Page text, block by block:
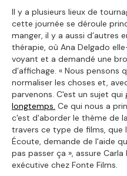
Il y a plusieurs lieux de
cette journée se déroule
manger, il y a aussi d’autres
thérapie, où Ana Delgado
voyant et a demandé une
d’affichage. « Nous pensons
normaliser les choses et,
parvenons. C'est un sujet qui
longtemps. Ce qui nous a
c'est d'aborder le thème de
travers ce type de films, que
Écoute, demande de l'aide
pas passer ça », assure
exécutive chez Fonte Films.